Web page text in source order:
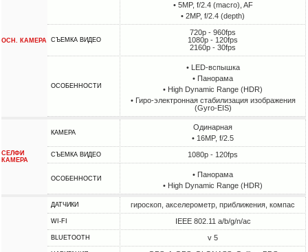
ОСН. КАМЕРА
• 5MP, f/2.4 (macro), AF
• 2MP, f/2.4 (depth)
СЪЕМКА ВИДЕО
720p - 960fps
1080p - 120fps
2160p - 30fps
ОСОБЕННОСТИ
• LED-вспышка
• Панорама
• High Dynamic Range (HDR)
• Гиро-электронная стабилизация изображения
(Gyro-EIS)
СЕЛФИ
КАМЕРА
КАМЕРА
Одинарная
• 16MP, f/2.5
СЪЕМКА ВИДЕО 1080p - 120fps
ОСОБЕННОСТИ
• Панорама
• High Dynamic Range (HDR)
ДАТЧИКИ гироскоп, акселерометр, приближения, компас
WI-FI IEEE 802.11 a/b/g/n/ac
BLUETOOTH v 5